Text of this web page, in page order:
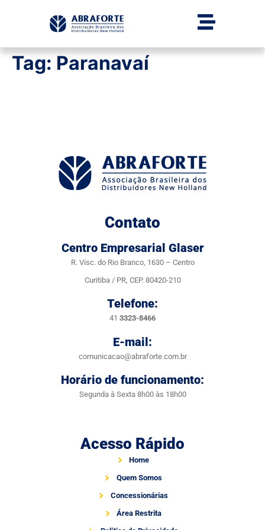
Tag: Paranavaí
Contato
Centro Empresarial Glaser
R. Visc. do Rio Branco, 1630 – Centro
Curitiba / PR, CEP. 80420-210
Telefone:
41 3323-8466
E-mail:
comunicacao@abraforte.com.br
Horário de funcionamento:
Segunda à Sexta 8h00 às 18h00
Acesso Rápido
Home
Quem Somos
Concessionárias
Área Restrita